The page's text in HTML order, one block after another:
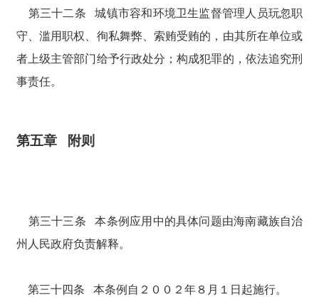
第三十二条 城镇市容和环境卫生监督管理人员玩忽职
守、滥用职权、徇私舞弊、索贿受贿的，由其所在单位或
者上级主管部门给予行政处分；构成犯罪的，依法追究刑
事责任。
第五章 附则
第三十三条 本条例应用中的具体问题由海南藏族自治
州人民政府负责解释。
第三十四条 本条例自２００２年８月１日起施行。